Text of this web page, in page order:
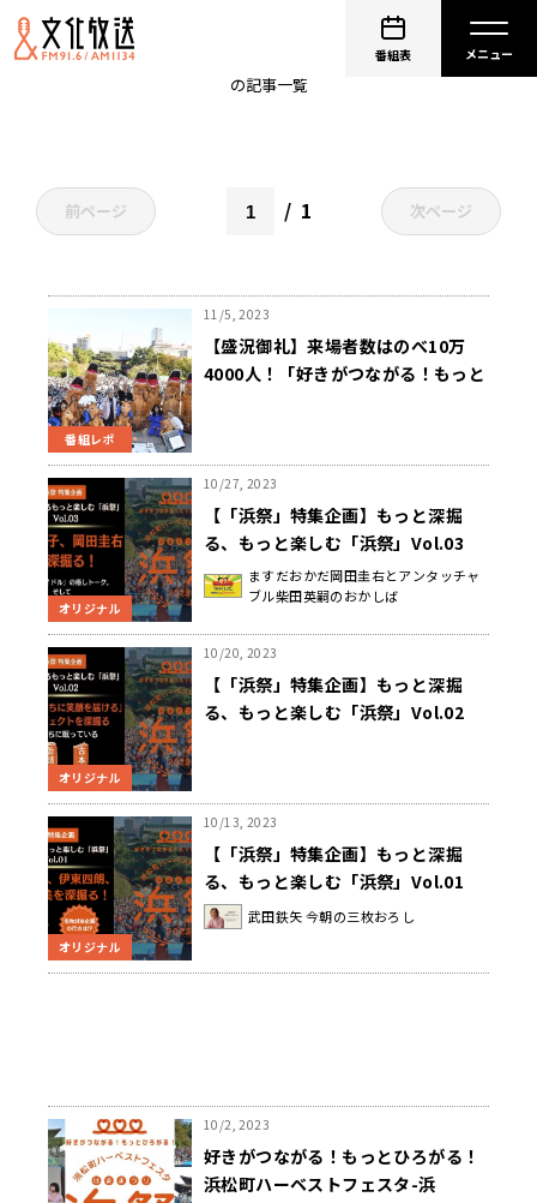
番組表
浜松町ハーベストフェスタ-浜祭-
の記事一覧
前ページ 1 次ページ
番組レポ
11/5, 2023
【盛況御礼】来場者数はのべ10万
4000人！「好きがつながる！もっと
オリジナル
10/27, 2023
【「浜祭」特集企画】もっと深掘
る、もっと楽しむ「浜祭」Vol.03
菊池桃子、岡田圭右を深掘る！「永
遠のアイドル」の癒しトーク。そし
ズ評は？
ますだおかだ岡田圭右とアンタッチャ
ブル柴田英嗣のおかしば
オリジナル
10/20, 2023
【「浜祭」特集企画】もっと深掘
る、もっと楽しむ「浜祭」Vol.02
ください！
オリジナル
10/13, 2023
【「浜祭」特集企画】もっと深掘
る、もっと楽しむ「浜祭」Vol.01
武田鉄矢、伊東四朗、吉田照美を深
掘る！三者三様の味わい深いトーク
武田鉄矢 今朝の三枚おろし
10/2, 2023
好きがつながる！もっとひろがる！
浜松町ハーベストフェスタ-浜